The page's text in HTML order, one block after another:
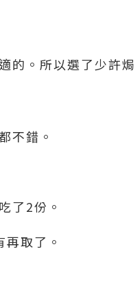
的。所以選了少許
不錯。
了2份。
取了。